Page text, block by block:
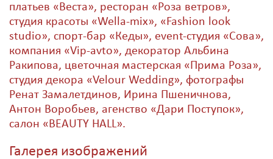
платьев «Веста», ресторан «Роза ветров»,
студия красоты «Wella-mix», «Fashion look
studio», спорт-бар «Кеды», event-студия «Сова»,
компания «Vip-avto», декоратор Альбина
Ракипова, цветочная мастерская «Прима Роза»,
студия декора «Velour Wedding», фотографы
Ренат Замалетдинов, Ирина Пшеничнова,
Антон Воробьев, агенство «Дари Поступок»,
салон «BEAUTY HALL».
Галерея изображений